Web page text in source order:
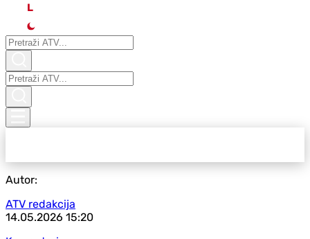
L
Autor:
ATV redakcija
14.05.2026 15:20